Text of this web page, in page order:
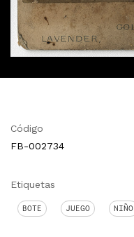
Código
FB-002734
Etiquetas
BOTE JUEGO NIÑO